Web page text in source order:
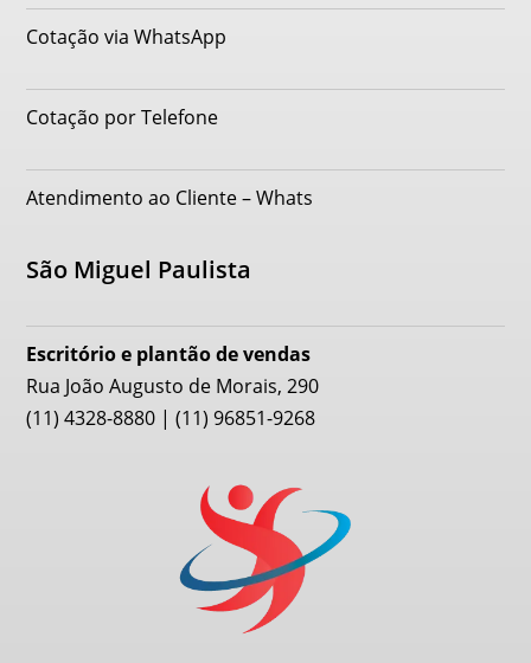
Cotação via WhatsApp
Cotação por Telefone
Atendimento ao Cliente – Whats
São Miguel Paulista
Escritório e plantão de vendas
Rua João Augusto de Morais, 290
(11) 4328-8880 | (11) 96851-9268